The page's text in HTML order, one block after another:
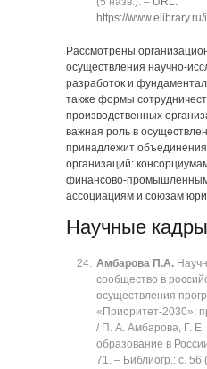
https://
Рассмотрены
осуществления научно-
разработок и
также формы
производственных
важная роль в
принадлежит
организаций:
финансово-промышленным
ассоциациям и союзам
Научные кадры
Амбарова П.А.
сообщество в
осуществления
«Приоритет-2030»:
/ П. А. Амбарова, Г.
образование в
71. ‒ Библиогр.: с. 56